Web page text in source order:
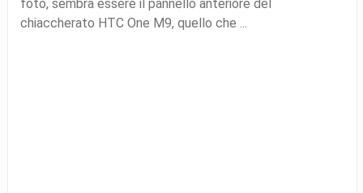
foto, sembra essere il pannello anteriore del
chiaccherato HTC One M9, quello che ...